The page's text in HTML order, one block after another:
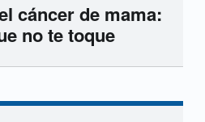
cáncer de mama:
no te toque